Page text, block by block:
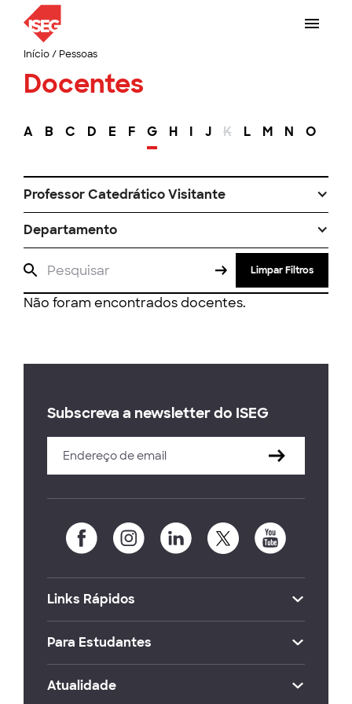
Início/ Pessoas
Docentes
A B C D E F G H I J K L M N O
Professor Catedrático Visitante
Departamento
Limpar Filtros
Não foram encontrados docentes.
Subscreva a newsletter do ISEG
Links Rápidos
Para Estudantes
Atualidade